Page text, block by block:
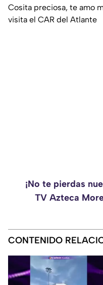
Cosita preciosa, te amo
visita el CAR del Atlante
¡No te pierdas
TV Azteca
CONTENIDO